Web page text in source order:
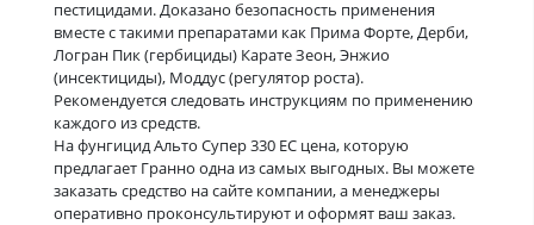
пестицидами. Доказано безопасность применения
вместе с такими препаратами как Прима Форте, Дерби,
Логран Пик (гербициды) Карате Зеон, Энжио
(инсектициды), Моддус (регулятор роста).
Рекомендуется следовать инструкциям по применению
каждого из средств.
На фунгицид Альто Супер 330 ЕС цена, которую
предлагает Гранно одна из самых выгодных. Вы можете
заказать средство на сайте компании, а менеджеры
оперативно проконсультируют и оформят ваш заказ.